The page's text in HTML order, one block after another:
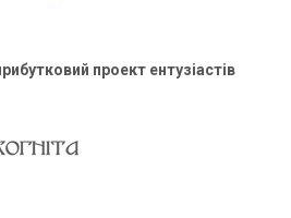
проект ентузіастів